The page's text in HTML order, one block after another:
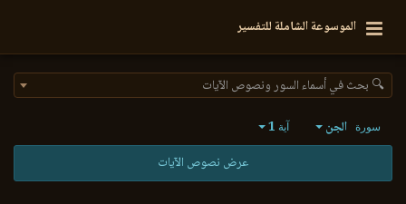
الموسوعة الشاملة للتفسير
🔍 بحث في أسماء السور ونصوص الآيات
سورة الجن آية 1
عرض نصوص الآيات